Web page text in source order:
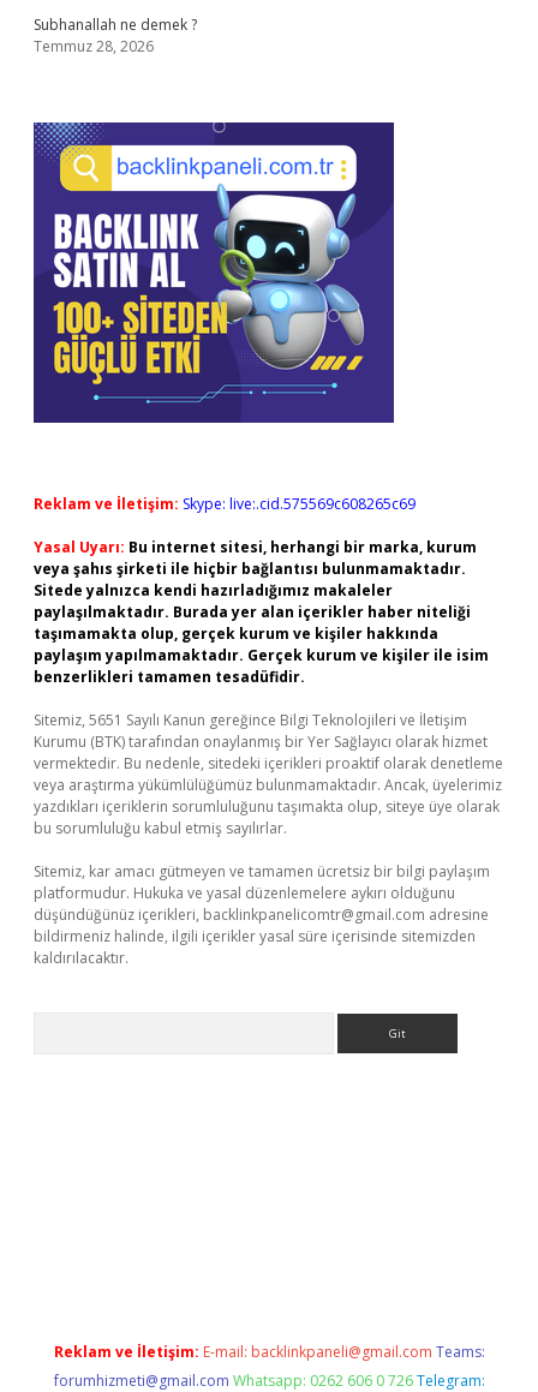
Subhanallah ne demek ?
Temmuz 28, 2026
Reklam ve İletişim: Skype: live:.cid.575569c608265c69
Yasal Uyarı: Bu internet sitesi, herhangi bir marka, kurum
veya şahıs şirketi ile hiçbir bağlantısı bulunmamaktadır.
Sitede yalnızca kendi hazırladığımız makaleler
paylaşılmaktadır. Burada yer alan içerikler haber niteliği
taşımamakta olup, gerçek kurum ve kişiler hakkında
paylaşım yapılmamaktadır. Gerçek kurum ve kişiler ile isim
benzerlikleri tamamen tesadüfidir.
Sitemiz, 5651 Sayılı Kanun gereğince Bilgi Teknolojileri ve İletişim
Kurumu (BTK) tarafından onaylanmış bir Yer Sağlayıcı olarak hizmet
vermektedir. Bu nedenle, sitedeki içerikleri proaktif olarak denetleme
veya araştırma yükümlülüğümüz bulunmamaktadır. Ancak, üyelerimiz
yazdıkları içeriklerin sorumluluğunu taşımakta olup, siteye üye olarak
bu sorumluluğu kabul etmiş sayılırlar.
Sitemiz, kar amacı gütmeyen ve tamamen ücretsiz bir bilgi paylaşım
platformudur. Hukuka ve yasal düzenlemelere aykırı olduğunu
düşündüğünüz içerikleri, backlinkpanelicomtr@gmail.com adresine
bildirmeniz halinde, ilgili içerikler yasal süre içerisinde sitemizden
kaldırılacaktır.
Reklam ve İletişim: E-mail: backlinkpaneli@gmail.com Teams:
forumhizmeti@gmail.com Whatsapp: 0262 606 0 726 Telegram: